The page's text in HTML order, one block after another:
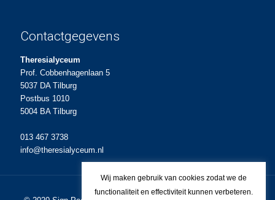
Contactgegevens
Theresialyceum
Prof. Cobbenhagenlaan 5
5037 DA Tilburg
Postbus 1010
5004 BA Tilburg
013 467 3738
info@theresialyceum.nl
Wij maken gebruik van cookies zodat we de
functionaliteit en effectiviteit kunnen verbeteren.